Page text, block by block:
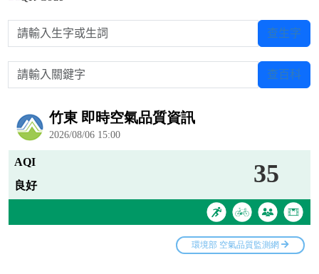
請輸入生字或生詞 查生字
請輸入關鍵字 查百科